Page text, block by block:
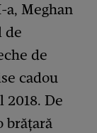
a, Meghan
de
de
cadou
2018. De
brățară